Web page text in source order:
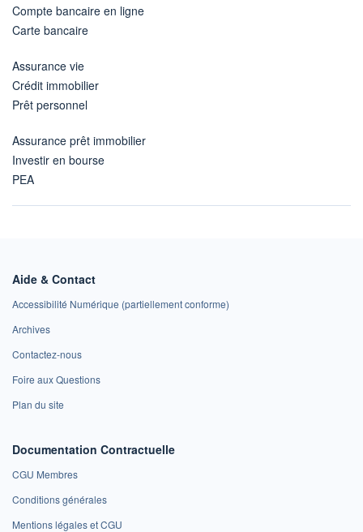
Compte bancaire en ligne
Carte bancaire
Assurance vie
Crédit immobilier
Prêt personnel
Assurance prêt immobilier
Investir en bourse
PEA
Aide & Contact
Accessibilité Numérique (partiellement conforme)
Archives
Contactez-nous
Foire aux Questions
Plan du site
Documentation Contractuelle
CGU Membres
Conditions générales
Mentions légales et CGU